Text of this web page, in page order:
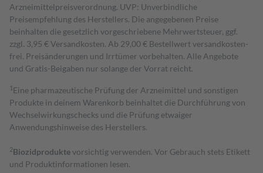
Arzneimittelpreisverordnung. UVP: Unverbindliche
Preisempfehlung des Herstellers. Die angegebenen Preise
beinhalten die gesetzlich vorgeschriebene Mehrwertsteuer, ggf.
zzgl. 3,95 € Versandkosten. Ab 29,00 € Bestell­wert versand­kosten­
frei. Preisänderungen und Irrtümer vorbehalten. Alle Angebote
und Gratis-Beigaben nur solange der Vorrat reicht.
1 Eine pharmazeutische Prüfung der Arzneimittel und sonstigen
Produkte in deinem Warenkorb beinhaltet die Durchführung von
Wechselwirkungschecks und die Prüfung etwaiger
Anwendungshinweise des Herstellers.
2Biozidproduktevorsichtig verwenden. Vor Gebrauch stets Etikett
und Produktinformationen lesen.